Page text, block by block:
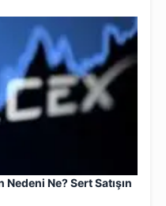
Ne? Sert Satışın